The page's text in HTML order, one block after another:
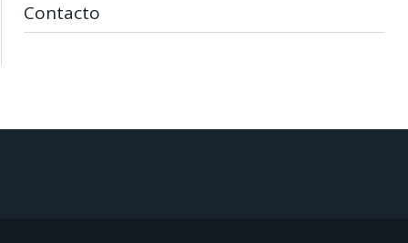
Contacto